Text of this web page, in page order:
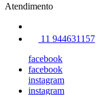
Atendimento
11 944631157
facebook
facebook
instagram
instagram